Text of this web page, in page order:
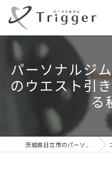
パーソナルジ
のウエスト引
る